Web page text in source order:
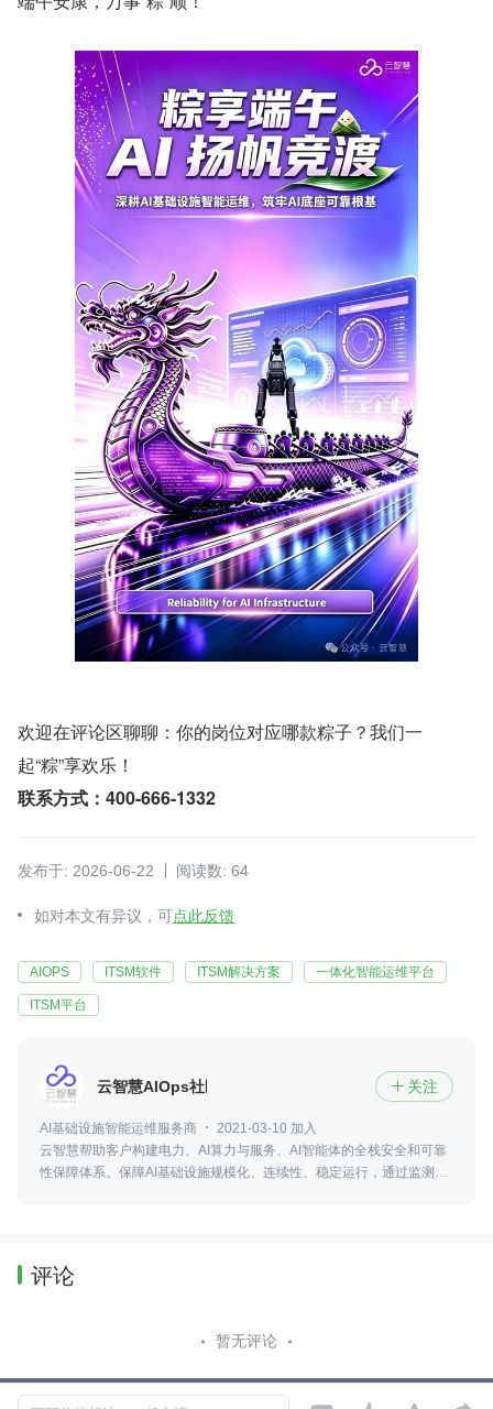
欢迎在评论区聊聊：你的岗位对应哪款粽子？我们一
起“粽”享欢乐！
联系方式：400-666-1332
发布于: 2026-06-22 阅读数: 64
如对本文有异议，可点此反馈
AIOPS ITSM软件 ITSM解决方案 一体化智能运维平台
ITSM平台
云智慧AIOps社区  关注
AI基础设施智能运维服务商
2021-03-10 加入
云智慧帮助客户构建电力、AI算力与服务、AI智能体的全栈安全和可靠
性保障体系。保障AI基础设施规模化、连续性、稳定运行，通过监测、
评论
暂无评论